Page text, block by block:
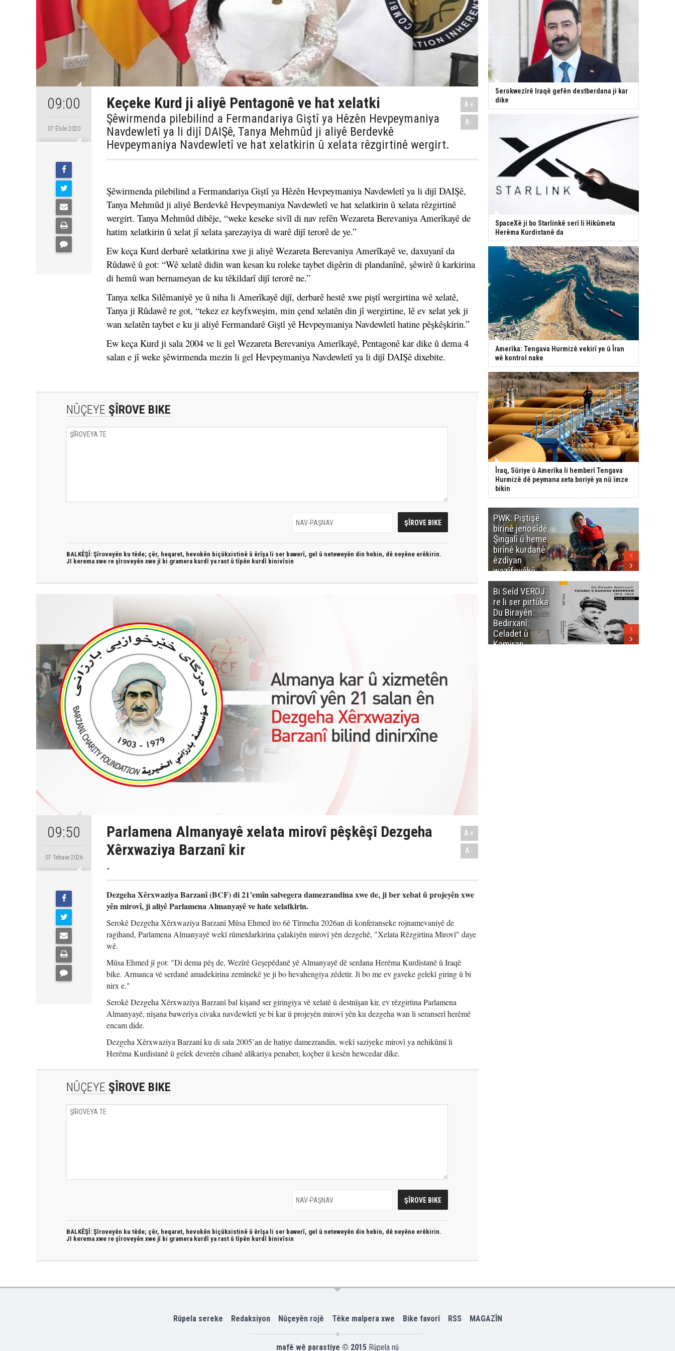
09:00
07 Êlule 2020
Keçeke Kurd ji aliyê Pentagonê ve hat xelatki
Şêwirmenda pilebilind a Fermandariya Giştî ya Hêzên Hevpeymaniya
Navdewletî ya li dijî DAIŞê, Tanya Mehmûd ji aliyê Berdevkê
Hevpeymaniya Navdewletî ve hat xelatkirin û xelata rêzgirtinê wergirt.
A+
A-
Şêwirmenda pilebilind a Fermandariya Giştî ya Hêzên Hevpeymaniya Navdewletî ya li dijî DAIŞê,
Tanya Mehmûd ji aliyê Berdevkê Hevpeymaniya Navdewletî ve hat xelatkirin û xelata rêzgirtinê
wergirt. Tanya Mehmûd dibêje, “weke keseke sivîl di nav refên Wezareta Berevaniya Amerîkayê de
hatim xelatkirin û xelat jî xelata şarezayiya di warê dijî terorê de ye.”
Ew keça Kurd derbarê xelatkirina xwe ji aliyê Wezareta Berevaniya Amerîkayê ve, daxuyanî da
Rûdawê û got: “Wê xelatê didin wan kesan ku roleke taybet digêrin di plandanînê, şêwirê û karkirina
di hemû wan bernameyan de ku têkildarî dijî terorê ne.”
Tanya xelka Silêmaniyê ye û niha li Amerîkayê dijî, derbarê hestê xwe piştî wergirtina wê xelatê,
Tanya ji Rûdawê re got, “tekez ez keyfxweşim, min çend xelatên din jî wergirtine, lê ev xelat yek ji
wan xelatên taybet e ku ji aliyê Fermandarê Giştî yê Hevpeymaniya Navdewletî hatine pêşkêşkirin.”
Ew keça Kurd ji sala 2004 ve li gel Wezareta Berevaniya Amerîkayê, Pentagonê kar dike û dema 4
salan e jî weke şêwirmenda mezin li gel Hevpeymaniya Navdewletî ya li dijî DAIŞê dixebite.
NÛÇEYE ŞÎROVE BIKE
BALKÊŞÎ: Şîroveyên ku têde; çêr, heqaret, hevokên biçûkxistinê û êrîşa li ser bawerî, gel û neteweyên din hebin, dê neyêne erêkirin.
JI kerema xwe re şîroveyên xwe jî bi gramera kurdî ya rast û tîpên kurdî binivîsin
09:50
07 Tebaxe 2026
Parlamena Almanyayê xelata mirovî pêşkêşî Dezgeha
Xêrxwaziya Barzanî kir
.
A+
A-
Dezgeha Xêrxwaziya Barzanî (BCF) di 21’emîn salvegera damezrandina xwe de, ji ber xebat û projeyên xwe
yên mirovî, ji aliyê Parlamena Almanyayê ve hate xelatkirin.
Serokê Dezgeha Xêrxwaziya Barzanî Mûsa Ehmed îro 6ê Tîrmeha 2026an di konferanseke rojnamevaniyê de
ragihand, Parlamena Almanyayê wekî rûmetdarkirina çalakiyên mirovî yên dezgehê, "Xelata Rêzgirtina Mirovî" daye
wê.
Mûsa Ehmed jî got: "Di dema pêş de, Wezîrê Geşepêdanê yê Almanyayê dê serdana Herêma Kurdistanê û Iraqê
bike. Armanca vê serdanê amadekirina zemînekê ye ji bo hevahengiya zêdetir. Ji bo me ev gaveke gelekî giring û bi
nirx e."
Serokê Dezgeha Xêrxwaziya Barzanî bal kişand ser giringiya vê xelatê û destnîşan kir, ev rêzgirtina Parlamena
Almanyayê, nîşana baweriya civaka navdewletî ye bi kar û projeyên mirovî yên ku dezgeha wan li seranserî herêmê
encam dide.
Dezgeha Xêrxwaziya Barzanî ku di sala 2005’an de hatiye damezrandin, wekî saziyeke mirovî ya nehikûmî li
Herêma Kurdistanê û gelek deverên cîhanê alîkariya penaber, koçber û kesên hewcedar dike.
NÛÇEYE ŞÎROVE BIKE
BALKÊŞÎ: Şîroveyên ku têde; çêr, heqaret, hevokên biçûkxistinê û êrîşa li ser bawerî, gel û neteweyên din hebin, dê neyêne erêkirin.
JI kerema xwe re şîroveyên xwe jî bi gramera kurdî ya rast û tîpên kurdî binivîsin
Serokwezîrê Iraqê gefên destberdana ji kar
dike
SpaceXê ji bo Starlinkê serî li Hikûmeta
Herêma Kurdistanê da
Amerîka: Tengava Hurmizê vekirî ye û Îran
wê kontrol nake
Îraq, Sûriye û Amerîka li hemberî Tengava
Hurmizê dê peymana xeta boriyê ya nû îmze
bikin
PWK: Piştişê
birînê jenosîdê
Şingalî û heme
birînê kurdanê
êzdîyan
wazîfeyêkê
neteweyî yê
heme kurdanê
dinya yo
Bi Seîd VEROJ
re li ser pirtûka
Du Birayên
Bedirxanî:
Celadet û
Kamiran
Rûpela sereke Redaksiyon Nûçeyên rojê Têke malpera xwe Bike favorî RSS MAGAZÎN
mafê wê parastiye © 2015 Rûpela nû